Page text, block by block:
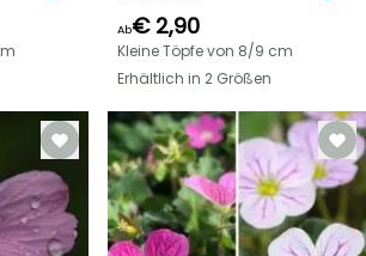
Ab€ 2,90
Kleine Töpfe von 8/9 cm
Erhältlich in 2 Größen